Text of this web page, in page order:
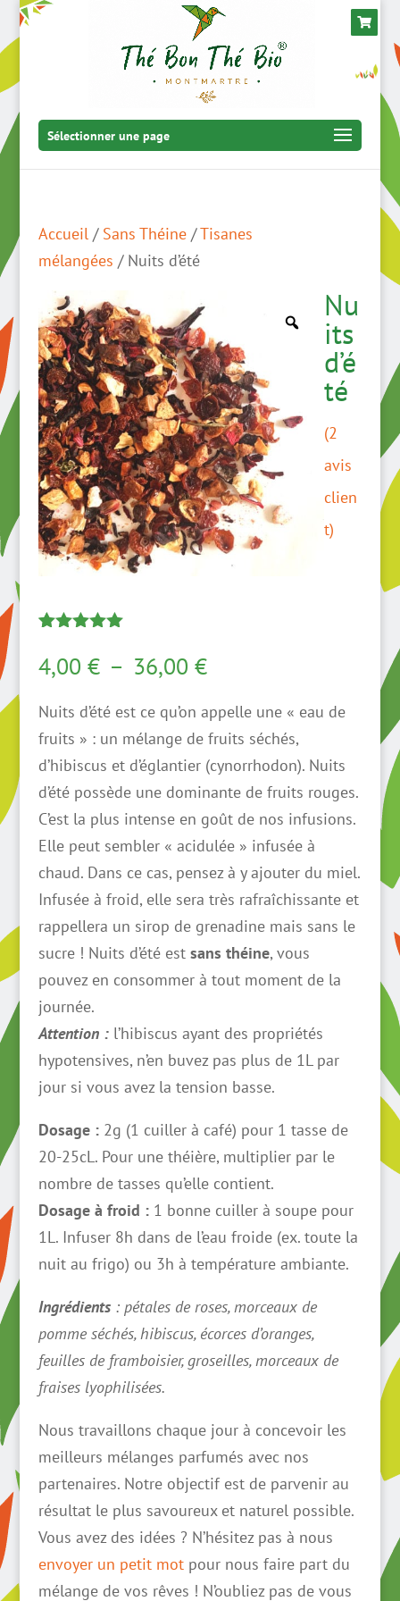
Sélectionner une page
Accueil/ Sans Théine/Tisanes
mélangées / Nuits d’été
Nu
its
d’é
té
sur 5
basé sur
client
(2
avis
clien
t)
4,00 € – 36,00 €Plage
prix :
4,00 €
à
36,00 €
Nuits d’été est ce qu’on appelle une « eau de
fruits » : un mélange de fruits séchés,
d’hibiscus et d’églantier (cynorrhodon). Nuits
d’été possède une dominante de fruits rouges.
C’est la plus intense en goût de nos infusions.
Elle peut sembler « acidulée » infusée à
chaud. Dans ce cas, pensez à y ajouter du miel.
Infusée à froid, elle sera très rafraîchissante et
rappellera un sirop de grenadine mais sans le
sucre ! Nuits d’été est sans théine, vous
pouvez en consommer à tout moment de la
journée.
Attention :l’hibiscus ayant des propriétés
hypotensives, n’en buvez pas plus de 1L par
jour si vous avez la tension basse.
Dosage : 2g (1 cuiller à café) pour 1 tasse de
20-25cL. Pour une théière, multiplier par le
nombre de tasses qu’elle contient.
Dosage à froid : 1 bonne cuiller à soupe pour
1L. Infuser 8h dans de l’eau froide (ex. toute la
nuit au frigo) ou 3h à température ambiante.
Ingrédients : pétales de roses, morceaux de
pomme séchés, hibiscus, écorces d’oranges,
feuilles de framboisier, groseilles, morceaux de
fraises lyophilisées.
Nous travaillons chaque jour à concevoir les
meilleurs mélanges parfumés avec nos
partenaires. Notre objectif est de parvenir au
résultat le plus savoureux et naturel possible.
Vous avez des idées ? N’hésitez pas à nous
envoyer un petit motpour nous faire part du
mélange de vos rêves ! N’oubliez pas de vous